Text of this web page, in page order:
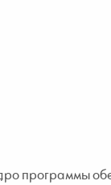
программы